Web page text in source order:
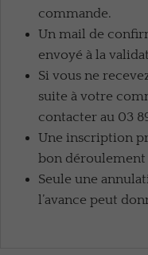
commande.
Un mail de
envoyé à la
Si vous ne
suite à votre
contacter au 03
Une inscription
bon déroulement
Seule une
l’avance peut